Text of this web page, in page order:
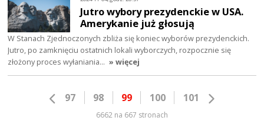
Jutro wybory prezydenckie w USA.
Amerykanie już głosują
W Stanach Zjednoczonych zbliża się koniec wyborów prezydenckich.
Jutro, po zamknięciu ostatnich lokali wyborczych, rozpocznie się
złożony proces wyłaniania… » więcej
97 98 99 100 101
6662 na 667 stronach